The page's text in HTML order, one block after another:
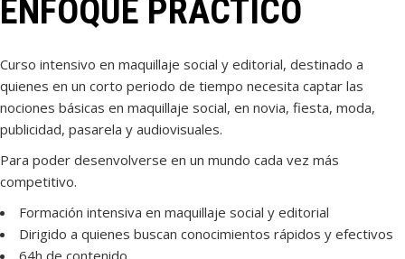
ENFOQUE PRÁCTICO
Curso intensivo en maquillaje social y editorial, destinado a
quienes en un corto periodo de tiempo necesita captar las
nociones básicas en maquillaje social, en novia, fiesta, moda,
publicidad, pasarela y audiovisuales.
Para poder desenvolverse en un mundo cada vez más
competitivo.
Formación intensiva en maquillaje social y editorial
Dirigido a quienes buscan conocimientos rápidos y efectivos
64h de contenido